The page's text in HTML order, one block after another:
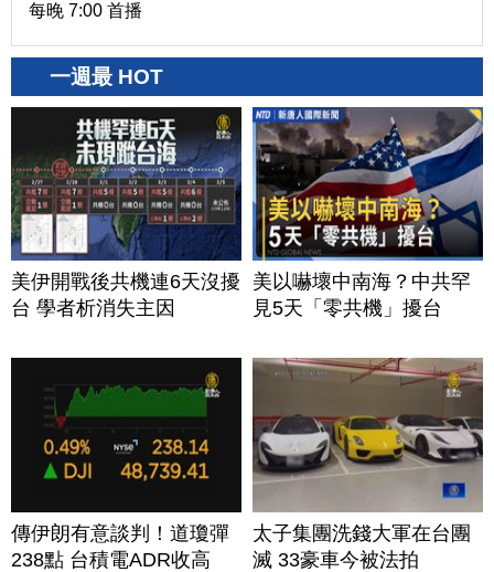
每晚 7:00 首播
一週最 HOT
美伊開戰後共機連6天沒擾
台 學者析消失主因
美以嚇壞中南海？中共罕
見5天「零共機」擾台
傳伊朗有意談判！道瓊彈
238點 台積電ADR收高
太子集團洗錢大軍在台團
滅 33豪車今被法拍